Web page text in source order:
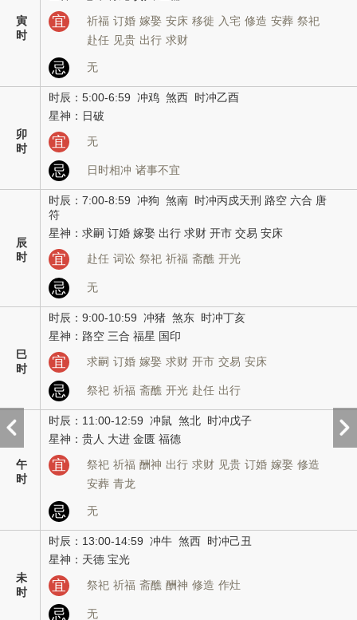
寅
时
宜 祈福 订婚 嫁娶 安床 移徙 入宅 修造 安葬 祭祀
赴任 见贵 出行 求财
忌 无
卯
时
时辰：5:00-6:59 冲鸡 煞西 时冲乙酉
星神：日破
宜 无
忌 日时相冲 诸事不宜
辰
时
时辰：7:00-8:59 冲狗 煞南 时冲丙戍天刑 路空 六合 唐
符
星神：求嗣 订婚 嫁娶 出行 求财 开市 交易 安床
宜 赴任 词讼 祭祀 祈福 斋醮 开光
忌 无
巳
时
时辰：9:00-10:59 冲猪 煞东 时冲丁亥
星神：路空 三合 福星 国印
宜 求嗣 订婚 嫁娶 求财 开市 交易 安床
忌 祭祀 祈福 斋醮 开光 赴任 出行
午
时
时辰：11:00-12:59 冲鼠 煞北 时冲戊子
星神：贵人 大进 金匮 福德
宜 祭祀 祈福 酬神 出行 求财 见贵 订婚 嫁娶 修造
安葬 青龙
忌 无
未
时
时辰：13:00-14:59 冲牛 煞西 时冲己丑
星神：天德 宝光
宜 祭祀 祈福 斋醮 酬神 修造 作灶
忌 无